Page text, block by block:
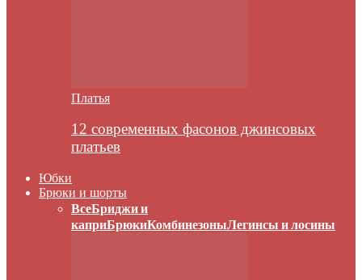
Платья
12 современных фасонов джинсовых
платьев
Юбки
Брюки и шорты
ВсеБриджи и
каприБрюкиКомбинезоныЛегинсы и лосины